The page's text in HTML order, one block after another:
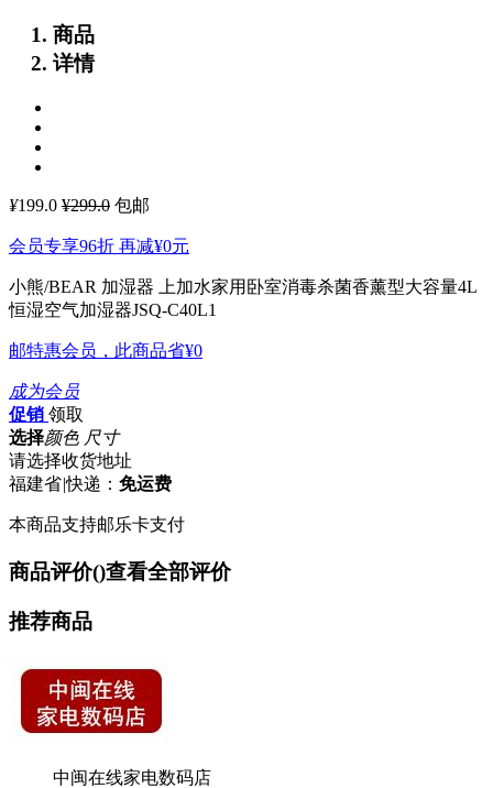
商品
详情
¥199.0 ¥299.0 包邮
会员专享96折 再减¥0元
小熊/BEAR 加湿器 上加水家用卧室消毒杀菌香薰型大容量4L
恒湿空气加湿器JSQ-C40L1
邮特惠会员，此商品省¥0
成为会员
促销 领取
选择颜色 尺寸
请选择收货地址
福建省|快递： 免运费
本商品支持邮乐卡支付
商品评价()查看全部评价
推荐商品
中闽在线家电数码店